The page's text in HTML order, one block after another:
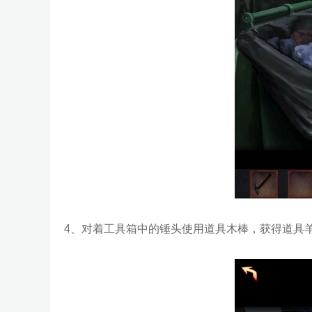
4、对着工具箱中的锤头使用道具木棒，获得道具